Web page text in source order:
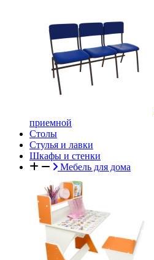
приемной
Столы
Стулья и лавки
Шкафы и стенки
Мебель для дома